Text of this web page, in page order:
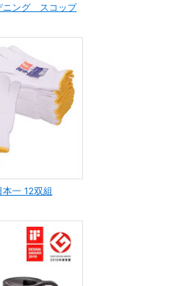
ニング スコップ
一 12双組